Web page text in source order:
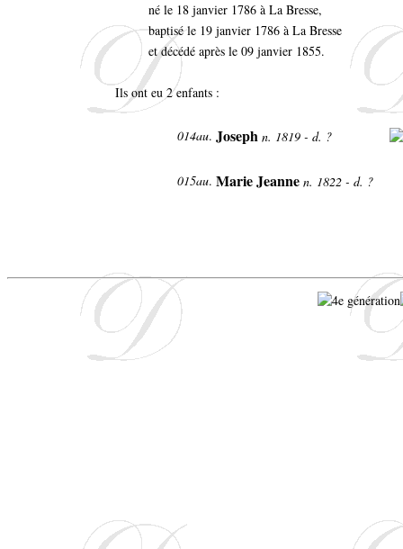
né le 18 janvier 1786 à La Bresse,
baptisé le 19 janvier 1786 à La Bresse
et décédé après le 09 janvier 1855.
Ils ont eu 2 enfants :
014au. Joseph n. 1819 - d. ?
015au. Marie Jeanne n. 1822 - d. ?